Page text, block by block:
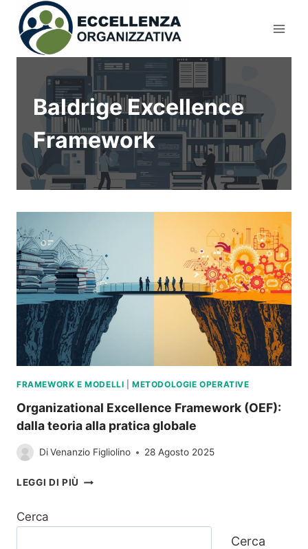
Salta
contenuto
Baldrige Excellence
Framework
FRAMEWORK E MODELLI |METODOLOGIE OPERATIVE
Organizational Excellence Framework (OEF):
dalla teoria alla pratica globale
DiVenanzio Figliolino 28 Agosto 2025
LEGGI DI PIÙ ORGANIZATIONAL
Cerca
Cerca